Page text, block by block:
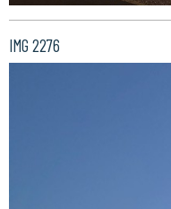
IMG 2276